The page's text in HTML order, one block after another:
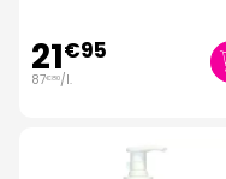
21€95
87€80/l.